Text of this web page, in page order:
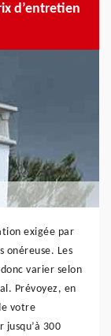
d’entretien
exigée par
onéreuse. Les
varier selon
Prévoyez, en
votre
300